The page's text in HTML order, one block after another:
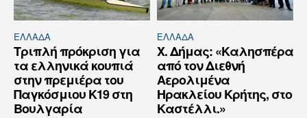
ΕΛΛΆΔΑ
Τριπλή πρόκριση για
τα ελληνικά κουπιά
στην πρεμιέρα του
Παγκόσμιου Κ19 στη
Βουλγαρία
ΕΛΛΆΔΑ
Χ. Δήμας: «Καλησπέρα
από τον Διεθνή
Αερολιμένα
Ηρακλείου Κρήτης, στο
Καστέλλι.»